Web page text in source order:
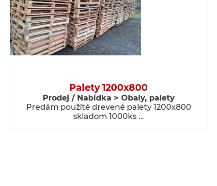
Palety 1200x800
Prodej / Nabídka > Obaly, palety
Predám použité drevené palety 1200x800
skladom 1000ks …